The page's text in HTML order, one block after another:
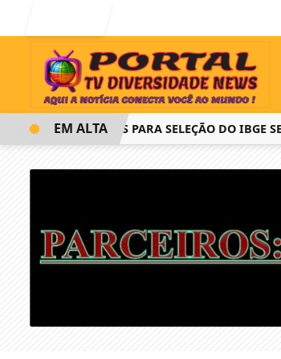
INSCRIÇÕES PARA SELEÇÃO DO IBGE SE
EM ALTA